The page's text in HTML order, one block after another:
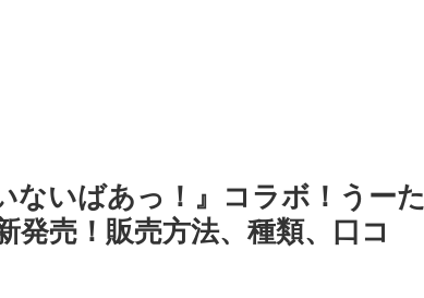
ないばあっ！』コラボ！うーた
売！販売方法、種類、口コ